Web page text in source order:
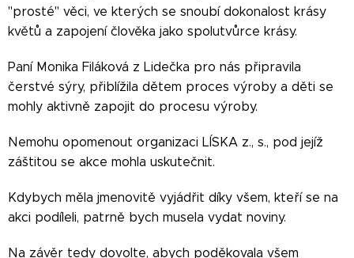
"prosté" věci, ve kterých se snoubí dokonalost krásy
květů a zapojení člověka jako spolutvůrce krásy.
Paní Monika Filáková z Lidečka pro nás připravila
čerstvé sýry, přiblížila dětem proces výroby a děti se
mohly aktivně zapojit do procesu výroby.
Nemohu opomenout organizaci LÍSKA z., s., pod jejíž
záštitou se akce mohla uskutečnit.
Kdybych měla jmenovitě vyjádřit díky všem, kteří se na
akci podíleli, patrně bych musela vydat noviny.
Na závěr tedy dovolte, abych poděkovala všem